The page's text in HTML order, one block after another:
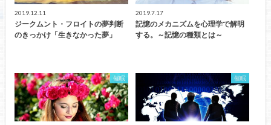
2019.12.11
ジークムント・フロイトの夢判断
のきっかけ「生きなかった夢」
2019.7.17
記憶のメカニズムを心理学で解明
する。～記憶の種類とは～
催眠 催眠